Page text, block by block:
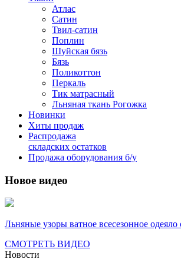
Атлас
Сатин
Твил-сатин
Поплин
Шуйская бязь
Бязь
Поликоттон
Перкаль
Тик матрасный
Льняная ткань Рогожка
Новинки
Хиты продаж
Распродажа
складских остатков
Продажа оборудования б/у
Новое видео
Льняные узоры ватное всесезонное одеяло
СМОТРЕТЬ ВИДЕО
Новости